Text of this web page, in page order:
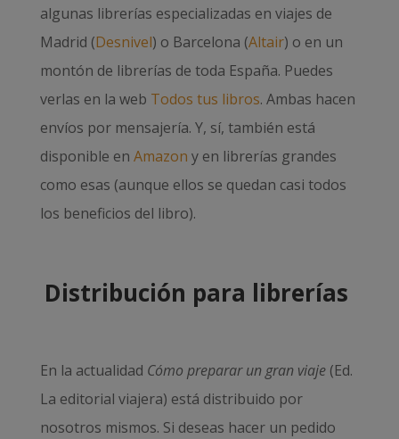
algunas librerías especializadas en viajes de
Madrid (Desnivel) o Barcelona (Altair) o en un
montón de librerías de toda España. Puedes
verlas en la web Todos tus libros. Ambas hacen
envíos por mensajería. Y, sí, también está
disponible en Amazon y en librerías grandes
como esas (aunque ellos se quedan casi todos
los beneficios del libro).
Distribución para librerías
En la actualidad Cómo preparar un gran viaje(Ed.
La editorial viajera) está distribuido por
nosotros mismos. Si deseas hacer un pedido